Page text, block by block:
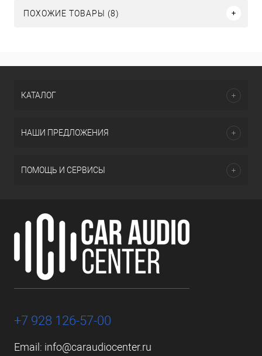
ПОХОЖИЕ ТОВАРЫ (8)
КАТАЛОГ
НАШИ ПРЕДЛОЖЕНИЯ
ПОМОЩЬ И СЕРВИСЫ
+7 928 126-57-00
Email: info@caraudiocenter.ru